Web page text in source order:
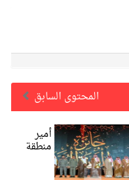
المحتوى السابق
أمير
منطقة